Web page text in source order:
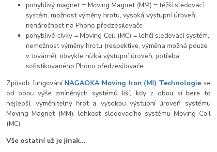
pohyblivý magnet = Moving Magnet (MM) = těžší sledovací
systém, možnost výměny hrotu, vysoká výstupní úroveň,
nenáročnost na Phono předzesilovače
pohyblivé cívky = Moving Coil (MC) = lehčí sledovací systém,
nemožnost výměny hrotu (respektive, výměna možná pouze
v továrně), obvykle nízká výstupní úroveň, potřeba
sofistikovaného Phono předzesilovače
Způsob fungování NAGAOKA Moving Iron (MI) Technologie se
od obou výše zmíněných systémů liší, kdy z obou si bere to
nejlepší, vyměnitelný hrot a vysokou výstupní úroveň systému
Moving Magnet (MM), lehkost sledovacího systému Moving Coil
(MC).
Vše ostatní už je jinak...